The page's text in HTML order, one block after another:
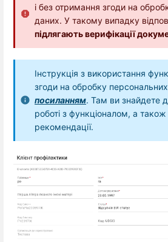
і без отримання згоди на
даних. У такому випадку
підлягають верифікації
Інструкція з використання
згоди на обробку
посиланням. Там ви знайдете
роботі з функціоналом, а також
рекомендації.